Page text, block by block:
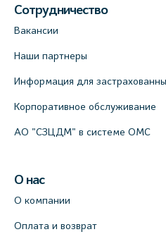
Сотрудничество
Вакансии
Наши партнеры
Информация для
Корпоративное обслуживание
АО "СЗЦДМ" в системе ОМС
О нас
О компании
Оплата и возврат